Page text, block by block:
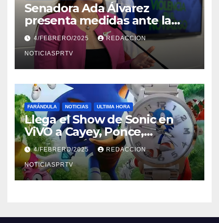
Senadora Ada Álvarez
presenta medidas ante la
violencia en el noviazgo
4/FEBRERO/2025 REDACCION
NOTICIASPRTV
FARÁNDULA NOTICIAS ULTIMA HORA
Llega el Show de Sonic en
ViVO a Cayey, Ponce,
Barceloneta y Humacao,
Relojes gratis para el que
compre ahora….
4/FEBRERO/2025 REDACCION
NOTICIASPRTV